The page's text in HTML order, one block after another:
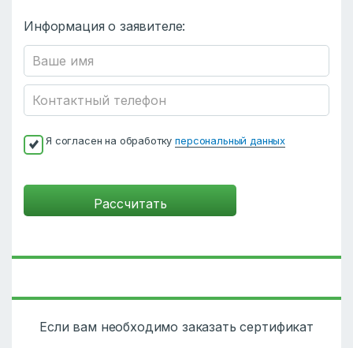
Информация о заявителе:
Я согласен на обработкуперсональный данных
Если вам необходимо заказать сертификат